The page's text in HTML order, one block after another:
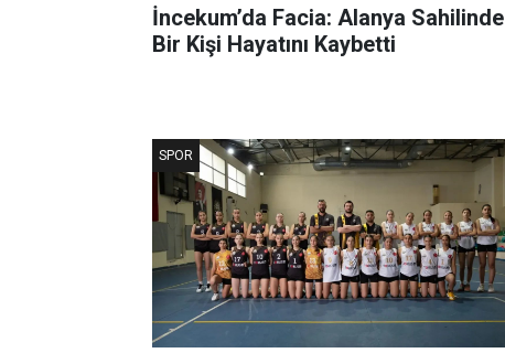
İncekum’da Facia: Alanya Sahilinde
Bir Kişi Hayatını Kaybetti
SPOR